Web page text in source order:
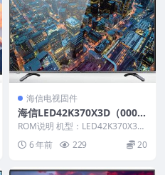
海信电视固件
海信LED42K370X3D（000
0）BOM1官方原厂USB刷机
电视固件包
ROM说明 机型：LED42K370X3D
固件版本：（0000） BOM：1 ...
6 年前 229 20